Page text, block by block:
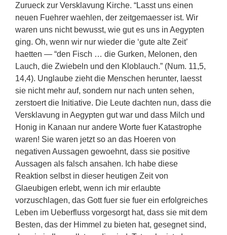
Zurueck zur Versklavung Kirche. “Lasst uns einen
neuen Fuehrer waehlen, der zeitgemaesser ist. Wir
waren uns nicht bewusst, wie gut es uns in Aegypten
ging. Oh, wenn wir nur wieder die ‘gute alte Zeit’
haetten — “den Fisch … die Gurken, Melonen, den
Lauch, die Zwiebeln und den Kloblauch.” (Num. 11,5,
14,4). Unglaube zieht die Menschen herunter, laesst
sie nicht mehr auf, sondern nur nach unten sehen,
zerstoert die Initiative. Die Leute dachten nun, dass die
Versklavung in Aegypten gut war und dass Milch und
Honig in Kanaan nur andere Worte fuer Katastrophe
waren! Sie waren jetzt so an das Hoeren von
negativen Aussagen gewoehnt, dass sie positive
Aussagen als falsch ansahen. Ich habe diese
Reaktion selbst in dieser heutigen Zeit von
Glaeubigen erlebt, wenn ich mir erlaubte
vorzuschlagen, das Gott fuer sie fuer ein erfolgreiches
Leben im Ueberfluss vorgesorgt hat, dass sie mit dem
Besten, das der Himmel zu bieten hat, gesegnet sind,